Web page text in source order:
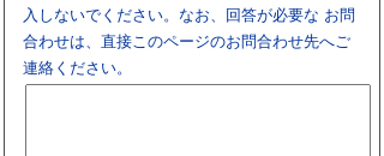
入しないでください。なお、回答が必要な お問
合わせは、直接このページのお問合わせ先へご
連絡ください。